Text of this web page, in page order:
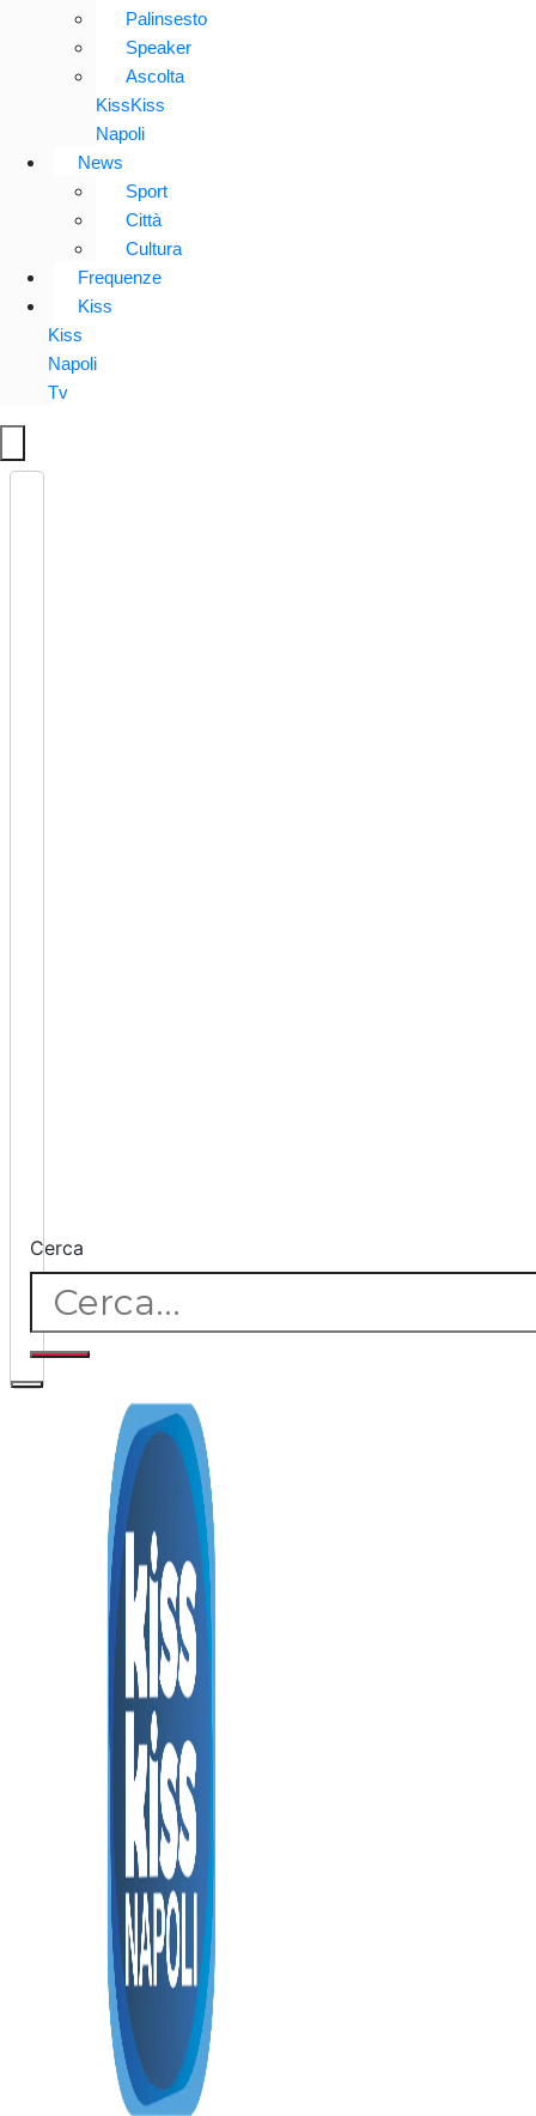
Palinsesto
Speaker
Ascolta
KissKiss
Napoli
News
Sport
Città
Cultura
Frequenze
Kiss
Kiss
Napoli
Tv
Cerca